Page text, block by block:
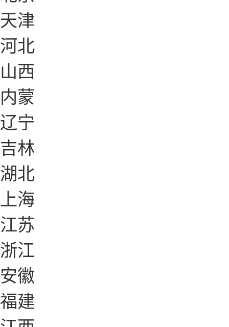
天津
河北
山西
内蒙
辽宁
吉林
湖北
上海
江苏
浙江
安徽
福建